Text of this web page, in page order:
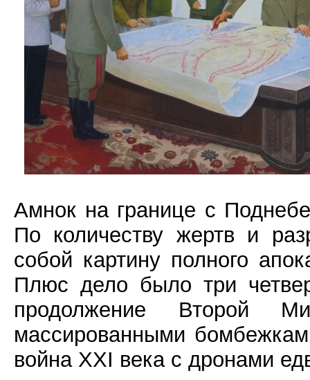
Амнок на границе с
По количеству жертв и
собой картину полного
Плюс дело было три
продолжение Второй
массированными
война XXI века с дронами